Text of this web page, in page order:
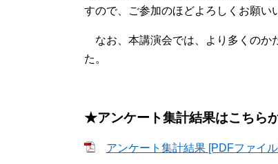
すので、ご参加のほどよろしくお願い
なお、本講演会では、より多くのか
た。
★アンケート集計結果はこちら
アンケート集計結果 [PDFファイ